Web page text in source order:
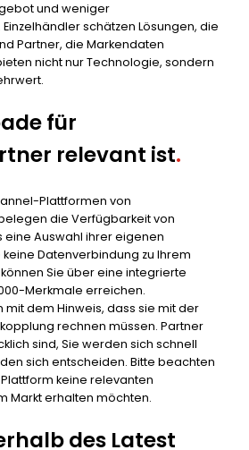
und weniger
schätzen Lösungen, die
Partner, die Markendaten
nicht nur Technologie, sondern
für
relevant ist.
Plattformen von
die Verfügbarkeit von
eine Auswahl ihrer eigenen
Datenverbindung zu Ihrem
Sie über eine integrierte
Merkmale erreichen.
mit dem Hinweis, dass sie mit der
rechnen müssen. Partner
sind, Sie werden sich schnell
sich entscheiden. Bitte beachten
keine relevanten
Markt erhalten möchten.
des Latest